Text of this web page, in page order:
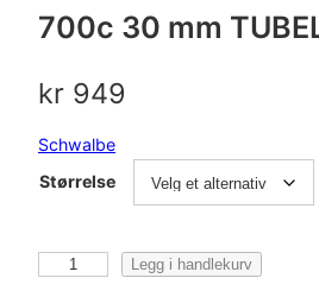
700c 30 mm
kr 949
Schwalbe
Størrelse
Legg i handlekurv